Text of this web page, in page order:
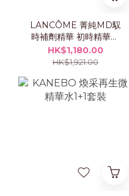
LANCÔME 菁純MD馭
時補劑精華 初時精華乳
霜 50ml 套裝
HK$1,180.00
HK$1,921.00